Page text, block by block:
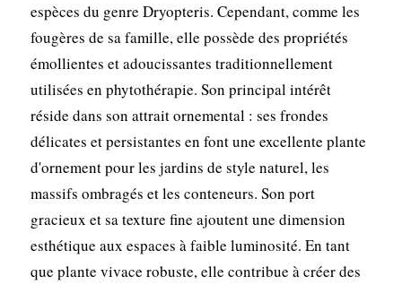
espèces du genre Dryopteris. Cependant, comme les
fougères de sa famille, elle possède des propriétés
émollientes et adoucissantes traditionnellement
utilisées en phytothérapie. Son principal intérêt
réside dans son attrait ornemental : ses frondes
délicates et persistantes en font une excellente plante
d'ornement pour les jardins de style naturel, les
massifs ombragés et les conteneurs. Son port
gracieux et sa texture fine ajoutent une dimension
esthétique aux espaces à faible luminosité. En tant
que plante vivace robuste, elle contribue à créer des